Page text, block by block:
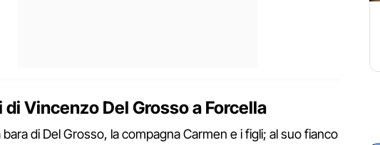
di Vincenzo Del Grosso a Forcella
bara di Del Grosso, la compagna Carmen e i figli; al suo fianco